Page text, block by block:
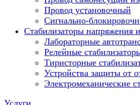
Провод установочный
Сигнально-
Стабилизаторы напряжения
Лабораторные
Релейные
Тиристорные
Устройства защиты от
Электромеханические
Услуги